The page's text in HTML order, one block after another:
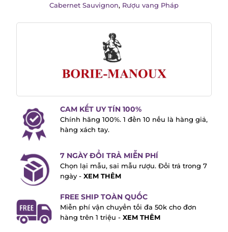
Cabernet Sauvignon, Rượu vang Pháp
CAM KẾT UY TÍN 100%
Chính hãng 100%. 1 đền 10 nếu là hàng giả,
hàng xách tay.
7 NGÀY ĐỔI TRẢ MIỄN PHÍ
Chọn lại mẫu, sai mẫu rượu. Đổi trả trong 7
ngày -XEM THÊM
FREE SHIP TOÀN QUỐC
Miễn phí vận chuyển tối đa 50k cho đơn
hàng trên 1 triệu - XEM THÊM